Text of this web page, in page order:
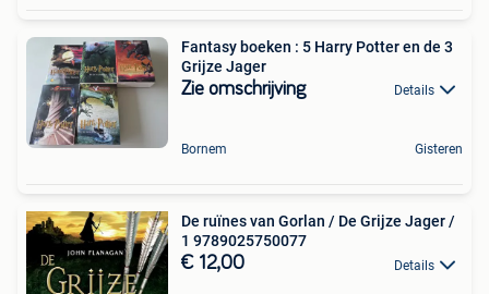
Fantasy boeken : 5 Harry Potter en de 3
Grijze Jager
Zie omschrijving Details
Bornem Gisteren
De ruïnes van Gorlan / De Grijze Jager /
1 9789025750077
€ 12,00 Details